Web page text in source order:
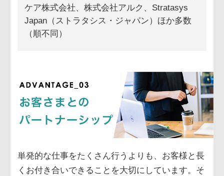
ケア株式会社、株式会社アルク、Stratasys
Japan（ストラタシス・ジャパン）ほか多数
（順不同）
単発的な仕事をたくさん行うよりも、お客様と長
くお付き合いできることを大切にしています。そ